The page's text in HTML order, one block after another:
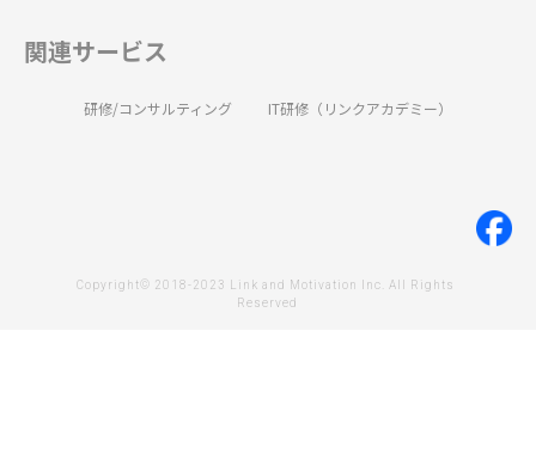
関連サービス
研修/コンサルティング IT研修（リンクアカデミー）
Copyright© 2018-2023 Link and Motivation Inc. All Rights
Reserved